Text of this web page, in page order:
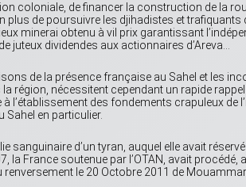
coloniale, de financer la construction de la
plus de poursuivre les djihadistes et trafiquants
minerai obtenu à vil prix garantissant
juteux dividendes aux actionnaires d’Areva…
de la présence française au Sahel et les
région, nécessitent cependant un rapide
l’établissement des fondements crapuleux de
Sahel en particulier.
sanguinaire d’un tyran, auquel elle avait
la France soutenue par l’OTAN, avait procédé,
le 20 Octobre 2011 de